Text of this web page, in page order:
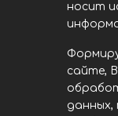
носит
сайте,
данных,